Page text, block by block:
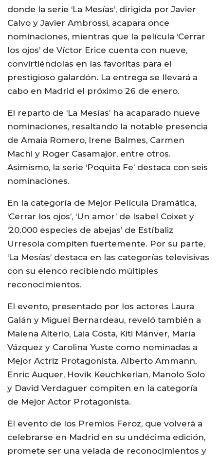
donde la serie ‘La Mesías’, dirigida por Javier
Calvo y Javier Ambrossi, acapara once
nominaciones, mientras que la película ‘Cerrar
los ojos’ de Víctor Erice cuenta con nueve,
convirtiéndolas en las favoritas para el
prestigioso galardón. La entrega se llevará a
cabo en Madrid el próximo 26 de enero.
El reparto de ‘La Mesías’ ha acaparado nueve
nominaciones, resaltando la notable presencia
de Amaia Romero, Irene Balmes, Carmen
Machi y Roger Casamajor, entre otros.
Asimismo, la serie ‘Poquita Fe’ destaca con seis
nominaciones.
En la categoría de Mejor Película Dramática,
‘Cerrar los ojos’, ‘Un amor’ de Isabel Coixet y
‘20.000 especies de abejas’ de Estíbaliz
Urresola compiten fuertemente. Por su parte,
‘La Mesías’ destaca en las categorías televisivas
con su elenco recibiendo múltiples
reconocimientos.
El evento, presentado por los actores Laura
Galán y Miguel Bernardeau, reveló también a
Malena Alterio, Laia Costa, Kiti Mánver, María
Vázquez y Carolina Yuste como nominadas a
Mejor Actriz Protagonista. Alberto Ammann,
Enric Auquer, Hovik Keuchkerian, Manolo Solo
y David Verdaguer compiten en la categoría
de Mejor Actor Protagonista.
El evento de los Premios Feroz, que volverá a
celebrarse en Madrid en su undécima edición,
promete ser una velada de reconocimientos y